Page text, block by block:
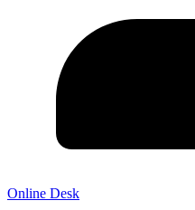
Online Desk